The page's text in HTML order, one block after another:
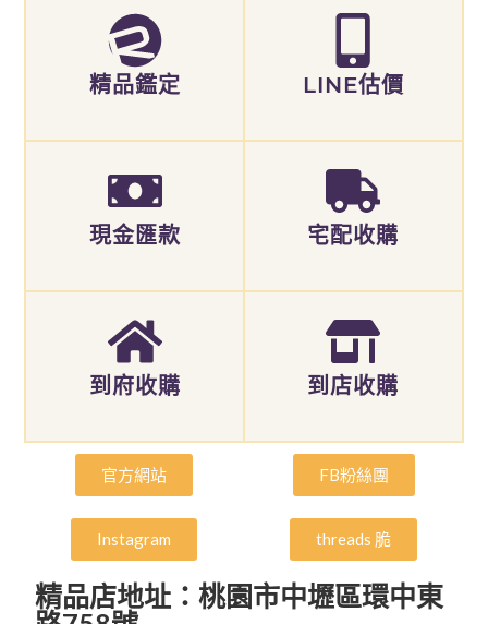
精品鑑定 LINE估價
現金匯款 宅配收購
到府收購 到店收購
官方網站 FB粉絲團
Instagram threads 脆
精品店地址：桃園市中壢區環中東